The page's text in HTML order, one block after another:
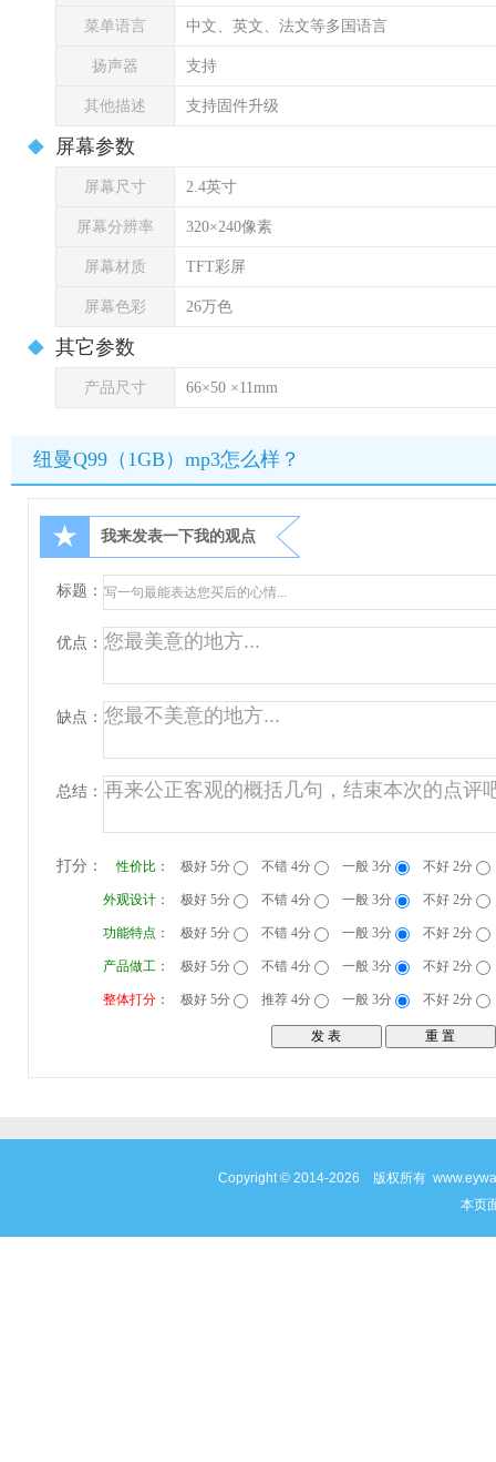
菜单语言 中文、英文、法文等多国语言
扬声器 支持
其他描述 支持固件升级
屏幕参数
屏幕尺寸 2.4英寸
屏幕分辨率 320×240像素
屏幕材质 TFT彩屏
屏幕色彩 26万色
其它参数
产品尺寸 66×50 ×11mm
纽曼Q99（1GB）mp3怎么样？
★ 我来发表一下我的观点
标题：
优点：
缺点：
总结：
打分： 性价比： 极好 5分 不错 4分 一般 3分 不好 2分
外观设计： 极好 5分 不错 4分 一般 3分 不好 2分
功能特点： 极好 5分 不错 4分 一般 3分 不好 2分
产品做工： 极好 5分 不错 4分 一般 3分 不好 2分
整体打分： 极好 5分 推荐 4分 一般 3分 不好 2分
Copyright © 2014-2026 版权所有
本页